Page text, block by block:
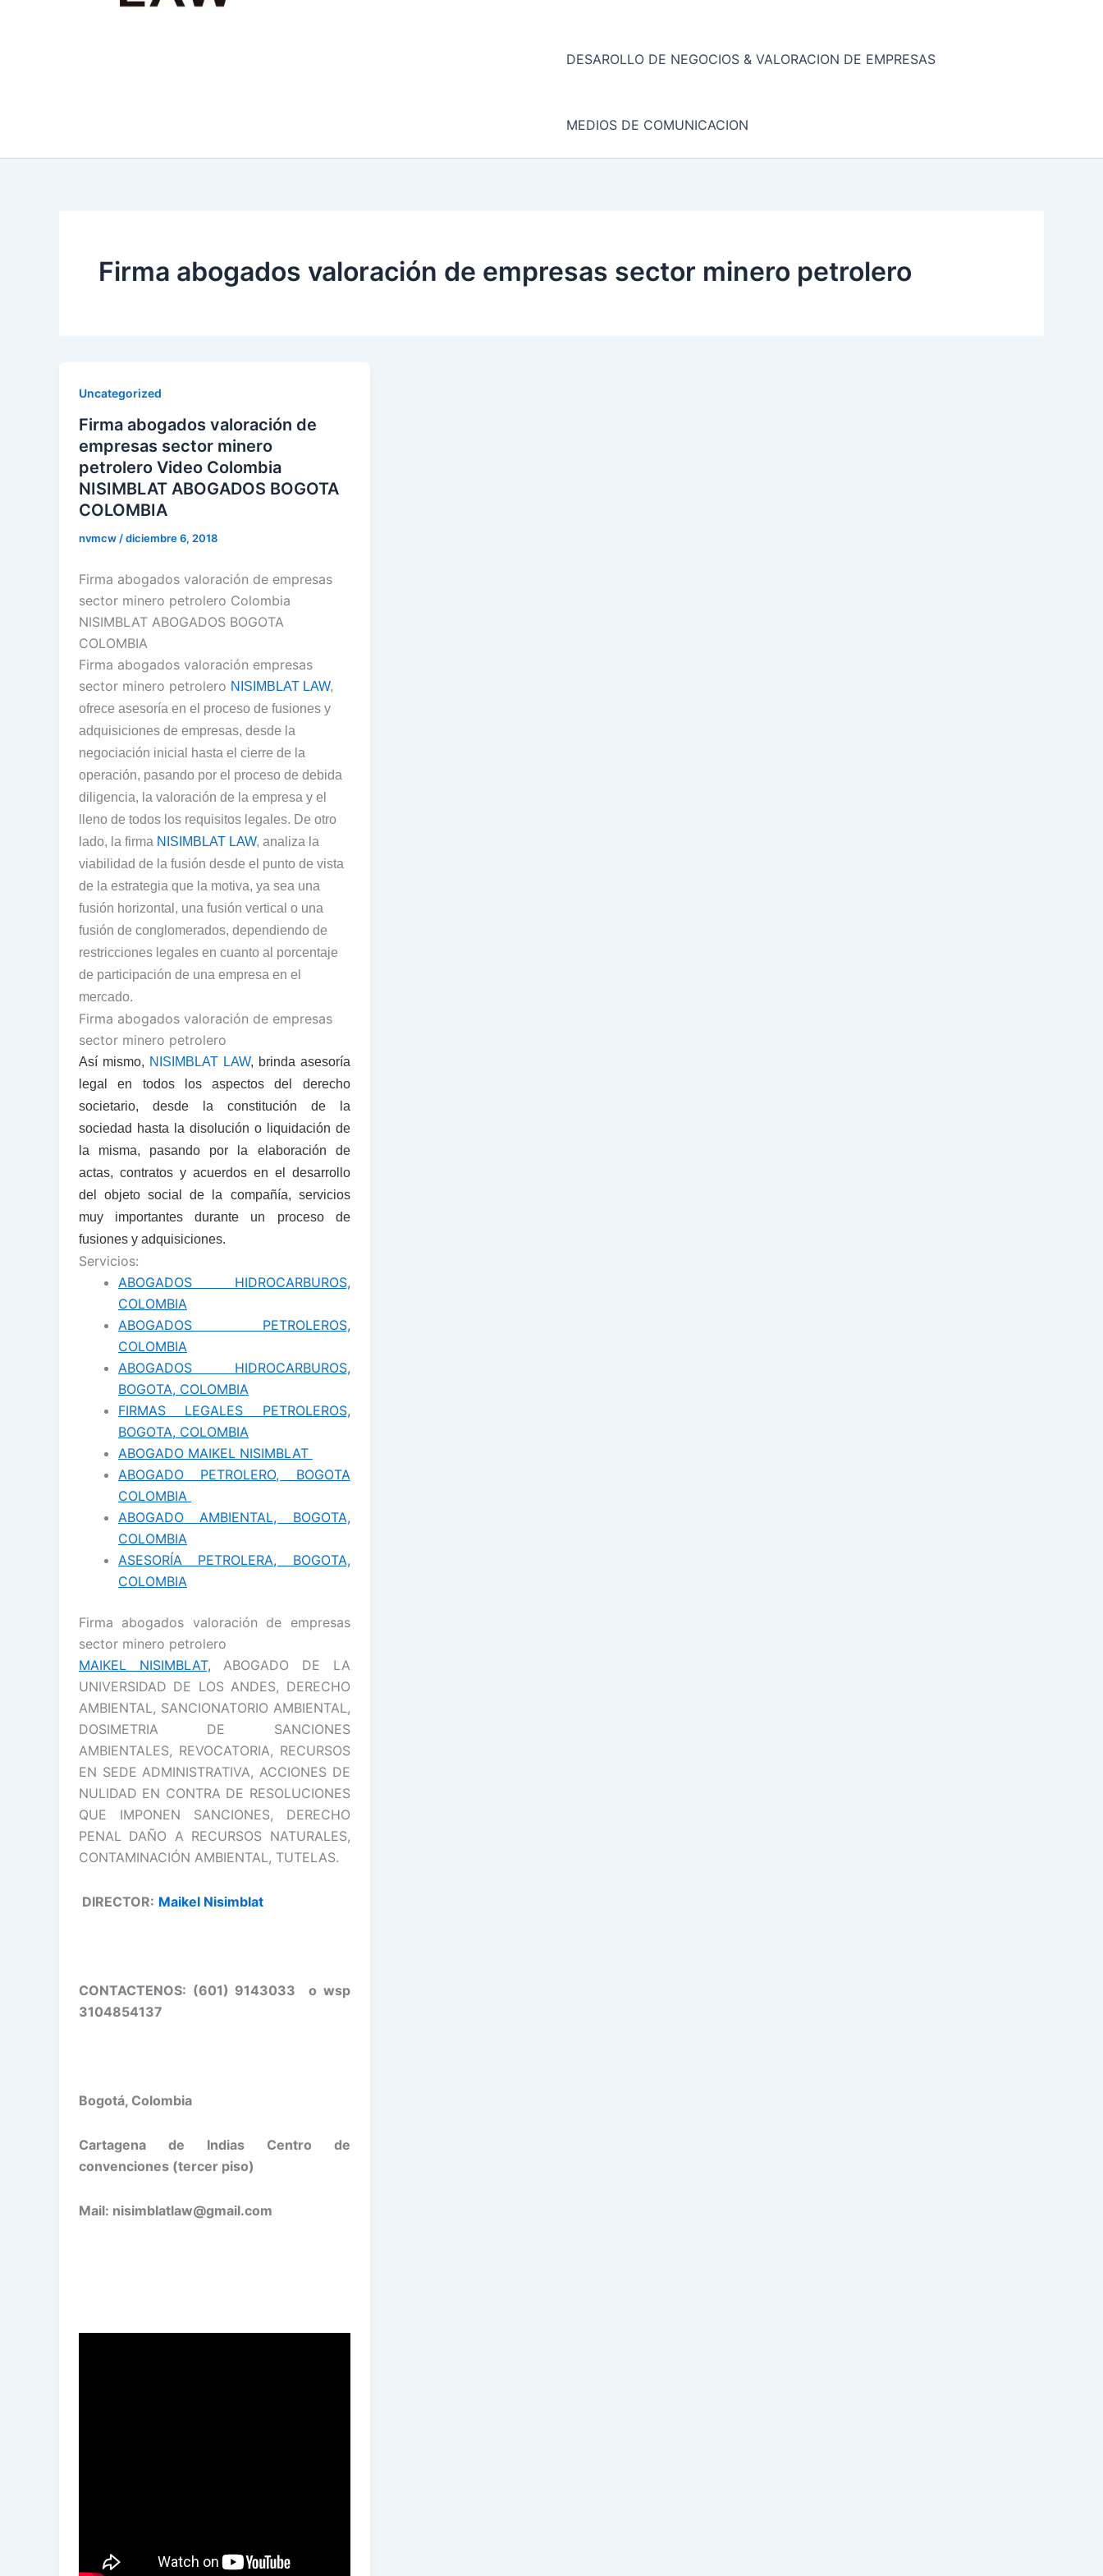
DESAROLLO DE NEGOCIOS & VALORACION DE EMPRESAS
MEDIOS DE COMUNICACION
Firma abogados valoración de empresas sector minero petrolero
Uncategorized
Firma abogados valoración de
empresas sector minero
petrolero Video Colombia
NISIMBLAT ABOGADOS BOGOTA
COLOMBIA
nvmcw /diciembre 6, 2018
Firma abogados valoración de empresas
sector minero petrolero Colombia
NISIMBLAT ABOGADOS BOGOTA
COLOMBIA
Firma abogados valoración empresas
sector minero petrolero NISIMBLAT LAW,
ofrece asesoría en el proceso de fusiones y
adquisiciones de empresas, desde la
negociación inicial hasta el cierre de la
operación, pasando por el proceso de debida
diligencia, la valoración de la empresa y el
lleno de todos los requisitos legales. De otro
lado, la firma NISIMBLAT LAW, analiza la
viabilidad de la fusión desde el punto de vista
de la estrategia que la motiva, ya sea una
fusión horizontal, una fusión vertical o una
fusión de conglomerados, dependiendo de
restricciones legales en cuanto al porcentaje
de participación de una empresa en el
mercado.
Firma abogados valoración de empresas
sector minero petrolero
Así mismo, NISIMBLAT LAW, brinda asesoría
legal en todos los aspectos del derecho
societario, desde la constitución de la
sociedad hasta la disolución o liquidación de
la misma, pasando por la elaboración de
actas, contratos y acuerdos en el desarrollo
del objeto social de la compañía, servicios
muy importantes durante un proceso de
fusiones y adquisiciones.
Servicios:
ABOGADOS HIDROCARBUROS,
COLOMBIA
ABOGADOS PETROLEROS,
COLOMBIA
ABOGADOS HIDROCARBUROS,
BOGOTA, COLOMBIA
FIRMAS LEGALES PETROLEROS,
BOGOTA, COLOMBIA
ABOGADO MAIKEL NISIMBLAT
ABOGADO PETROLERO, BOGOTA
COLOMBIA
ABOGADO AMBIENTAL, BOGOTA,
COLOMBIA
ASESORÍA PETROLERA, BOGOTA,
COLOMBIA
Firma abogados valoración de empresas
sector minero petrolero
MAIKEL NISIMBLAT,ABOGADO DE LA
UNIVERSIDAD DE LOS ANDES, DERECHO
AMBIENTAL, SANCIONATORIO AMBIENTAL,
DOSIMETRIA DE SANCIONES
AMBIENTALES, REVOCATORIA, RECURSOS
EN SEDE ADMINISTRATIVA, ACCIONES DE
NULIDAD EN CONTRA DE RESOLUCIONES
QUE IMPONEN SANCIONES, DERECHO
PENAL DAÑO A RECURSOS NATURALES,
CONTAMINACIÓN AMBIENTAL, TUTELAS.
DIRECTOR: Maikel Nisimblat
CONTACTENOS: (601) 9143033 o wsp
3104854137
Bogotá, Colombia
Cartagena de Indias Centro de
convenciones (tercer piso)
Mail: nisimblatlaw@gmail.com